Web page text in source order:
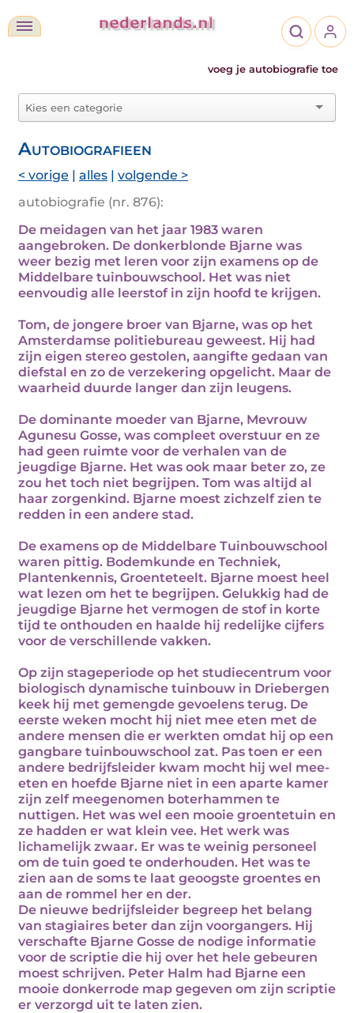
voeg je autobiografie toe
Autobiografieen
< vorige | alles | volgende >
autobiografie (nr. 876):
De meidagen van het jaar 1983 waren
aangebroken. De donkerblonde Bjarne was
weer bezig met leren voor zijn examens op de
Middelbare tuinbouwschool. Het was niet
eenvoudig alle leerstof in zijn hoofd te krijgen.
Tom, de jongere broer van Bjarne, was op het
Amsterdamse politiebureau geweest. Hij had
zijn eigen stereo gestolen, aangifte gedaan van
diefstal en zo de verzekering opgelicht. Maar de
waarheid duurde langer dan zijn leugens.
De dominante moeder van Bjarne, Mevrouw
Agunesu Gosse, was compleet overstuur en ze
had geen ruimte voor de verhalen van de
jeugdige Bjarne. Het was ook maar beter zo, ze
zou het toch niet begrijpen. Tom was altijd al
haar zorgenkind. Bjarne moest zichzelf zien te
redden in een andere stad.
De examens op de Middelbare Tuinbouwschool
waren pittig. Bodemkunde en Techniek,
Plantenkennis, Groenteteelt. Bjarne moest heel
wat lezen om het te begrijpen. Gelukkig had de
jeugdige Bjarne het vermogen de stof in korte
tijd te onthouden en haalde hij redelijke cijfers
voor de verschillende vakken.
Op zijn stageperiode op het studiecentrum voor
biologisch dynamische tuinbouw in Driebergen
keek hij met gemengde gevoelens terug. De
eerste weken mocht hij niet mee eten met de
andere mensen die er werkten omdat hij op een
gangbare tuinbouwschool zat. Pas toen er een
andere bedrijfsleider kwam mocht hij wel mee-
eten en hoefde Bjarne niet in een aparte kamer
zijn zelf meegenomen boterhammen te
nuttigen. Het was wel een mooie groentetuin en
ze hadden er wat klein vee. Het werk was
lichamelijk zwaar. Er was te weinig personeel
om de tuin goed te onderhouden. Het was te
zien aan de soms te laat geoogste groentes en
aan de rommel her en der.
De nieuwe bedrijfsleider begreep het belang
van stagiaires beter dan zijn voorgangers. Hij
verschafte Bjarne Gosse de nodige informatie
voor de scriptie die hij over het hele gebeuren
moest schrijven. Peter Halm had Bjarne een
mooie donkerrode map gegeven om zijn scriptie
er verzorgd uit te laten zien.